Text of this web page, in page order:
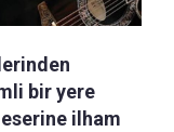
bir yere
ilham